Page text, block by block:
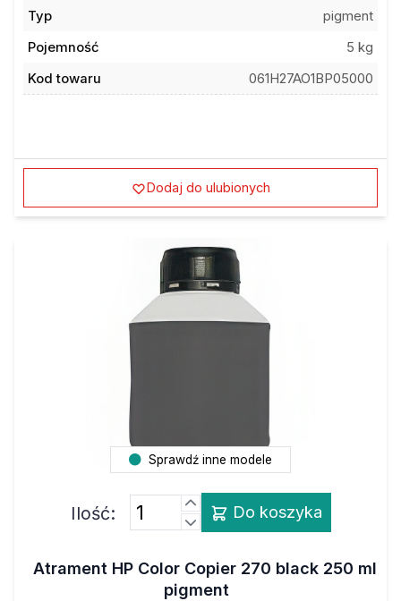
Typ
pigment
Pojemność
5 kg
Kod towaru
061H27AO1BP05000
Dodaj do ulubionych
Sprawdź inne modele
Ilość: Do koszyka
Atrament HP Color Copier 270 black 250 ml
pigment